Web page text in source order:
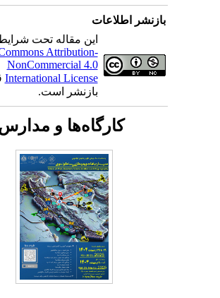
بازنشر اطلاعات
این مقاله تحت شرایط
Commons Attribution-
NonCommercial 4.0
International License
بازنشر است.
کارگاه‌ها و مدارس